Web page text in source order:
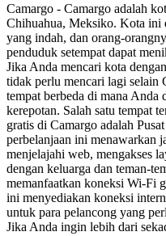
Camargo - Camargo adalah
Chihuahua, Meksiko. Kota ini
yang indah, dan orang-
penduduk setempat dapat
Jika Anda mencari kota
tidak perlu mencari lagi
tempat berbeda di mana Anda
kerepotan. Salah satu tempat
gratis di Camargo adalah
perbelanjaan ini menawarkan
menjelajahi web, mengakses
dengan keluarga dan teman-
memanfaatkan koneksi Wi-Fi
ini menyediakan koneksi
untuk para pelancong yang
Jika Anda ingin lebih dari